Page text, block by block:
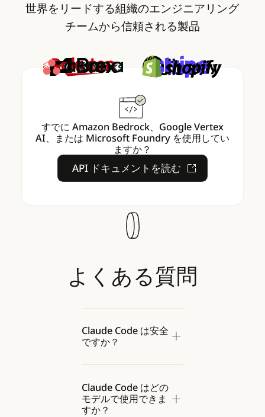
世界をリードする組織のエンジニアリング
チームから信頼される製品
すでに Amazon Bedrock、Google Vertex
AI、または Microsoft Foundry を使用してい
ますか？
API ドキュメントを読む
API ドキュメントを読む
よくある質問
Claude Code は安全
ですか？
Claude Code はどの
モデルで使用できま
すか？